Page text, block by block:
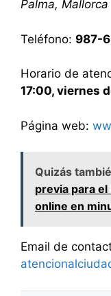
Palma, Mallorca
Teléfono: 987-
Horario de
17:00, viernes
Página web:
Quizás
previa para
online en
Email de